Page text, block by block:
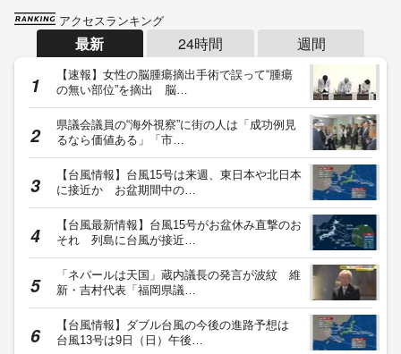
アクセスランキング
最新 24時間 週間
【速報】女性の脳腫瘍摘出手術で誤って“腫瘍
の無い部位”を摘出 脳…
県議会議員の“海外視察”に街の人は「成功例見
るなら価値ある」「市…
【台風情報】台風15号は来週、東日本や北日本
に接近か お盆期間中の…
【台風最新情報】台風15号がお盆休み直撃のお
それ 列島に台風が接近…
「ネパールは天国」蔵内議長の発言が波紋 維
新・吉村代表「福岡県議…
【台風情報】ダブル台風の今後の進路予想は
台風13号は9日（日）午後…